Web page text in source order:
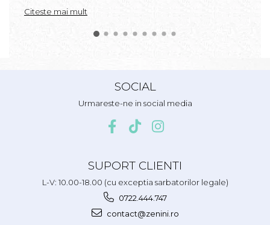
Citeste mai mult
SOCIAL
Urmareste-ne in social media
SUPORT CLIENTI
L-V: 10.00-18.00 (cu exceptia sarbatorilor legale)
0722.444.747
contact@zenini.ro